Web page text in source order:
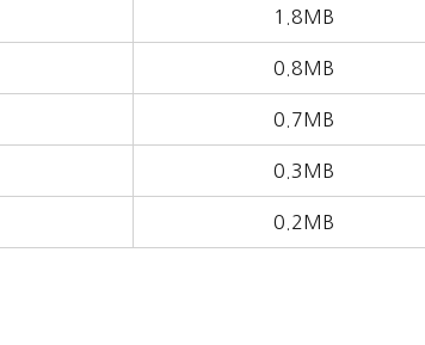
1.8MB
0.8MB
0.7MB
0.3MB
0.2MB